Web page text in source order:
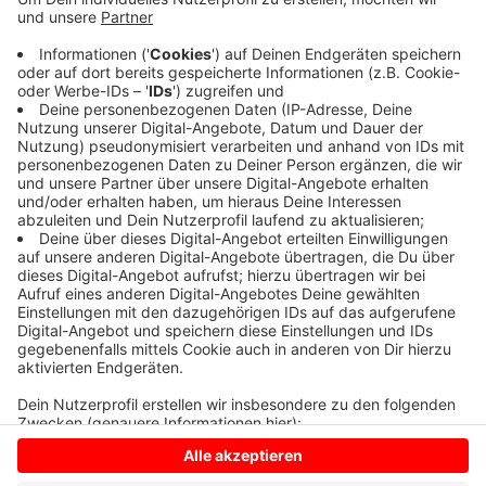
An frühen Nachmittag ist der Kreisverkehr gesperrt
gewesen. Ein Motorradfahrer hatte die Kontrolle
verloren und war gestürzt. Ein Rettungswagen brachte
ihn in ein Krankenhaus. Die Polizei prüft, ob der Fahrer
auf nasser Fahrbahn gerutscht war oder ob der Unfall
eine andere Ursache hatte.
Anzeige